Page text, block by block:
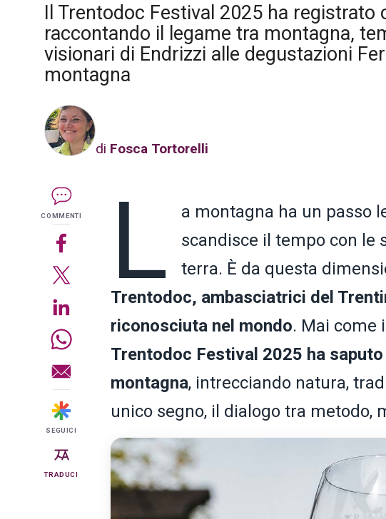
Il Trentodoc Festival 2025 ha registrato
raccontando il legame tra montagna,
visionari di Endrizzi alle degustazioni
montagna
di Fosca Tortorelli
COMMENTI
SEGUICI
TRADUCI
L
a montagna ha un passo
scandisce il tempo con le
terra. È da questa
Trentodoc, ambasciatrici del
riconosciuta nel mondo. Mai come
Trentodoc Festival 2025 ha
montagna, intrecciando natura,
unico segno, il dialogo tra metodo,